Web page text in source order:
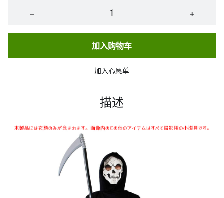
− +
加入购物车
加入心愿单
描述